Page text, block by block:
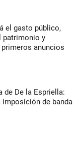
el gasto público,
patrimonio y
anuncios
de De la Espriella:
de banda